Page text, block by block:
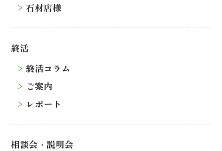
石材店様
終活
終活コラム
ご案内
レポート
相談会・説明会